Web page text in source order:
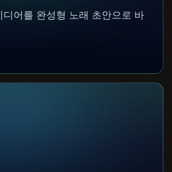
어를 완성형 노래 초안으로 바